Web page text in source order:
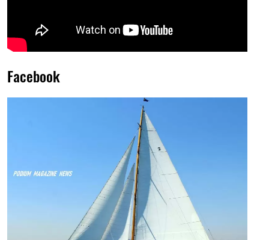
Facebook